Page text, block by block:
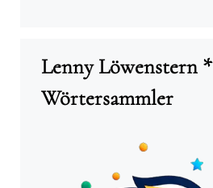
Lenny Löwenstern
Wörtersammler